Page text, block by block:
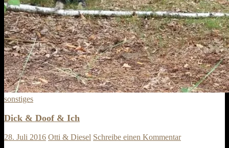
sonstiges
Dick & Doof & Ich
28. Juli 2016 Otti & Diesel Schreibe einen Kommentar